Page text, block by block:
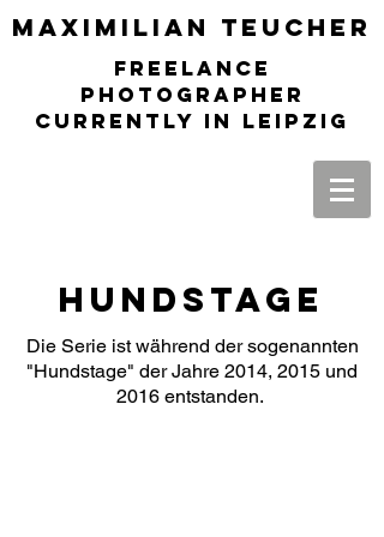
Maximilia n Teucher
freelance
photographer
currently in leipzig
Hundstage
Die Serie ist während der sogenannten
"Hundstage" der Jahre 2014, 2015 und
2016 entstanden.